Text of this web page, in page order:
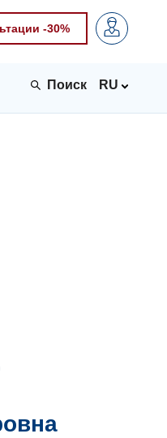
-30%
RU